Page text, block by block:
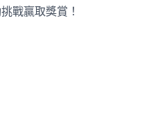
戰贏取獎賞！